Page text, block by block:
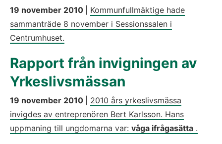
19 november 2010
Kommunfullmäktige hade
sammanträde 8 november i Sessionssalen i
Centrumhuset.
Rapport från invigningen av
Yrkeslivsmässan
19 november 2010
2010 års yrkeslivsmässa
invigdes av entreprenören Bert Karlsson. Hans
uppmaning till ungdomarna var: våga ifrågasätta .